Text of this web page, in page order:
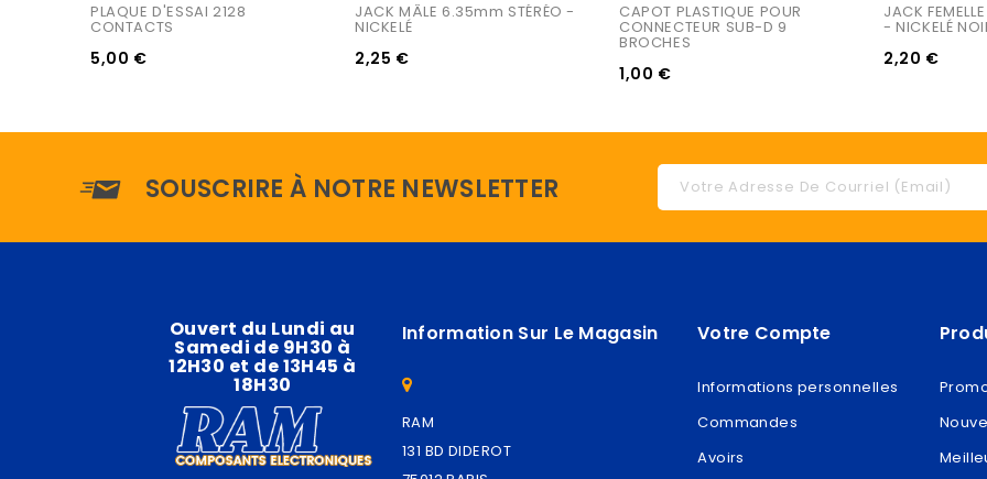
PLAQUE D'ESSAI 2128
CONTACTS
5,00 €
JACK MÂLE 6.35mm STÉRÉO -
NICKELÉ
2,25 €
CAPOT PLASTIQUE POUR
CONNECTEUR SUB-D 9
BROCHES
1,00 €
JACK
- NICKELÉ
2,20 €
SOUSCRIRE À NOTRE NEWSLETTER
Ouvert du Lundi au
Samedi de 9H30 à
12H30 et de 13H45 à
18H30
Information Sur Le Magasin
RAM
131 BD DIDEROT
Votre Compte
Informations personnelles
Commandes
Avoirs